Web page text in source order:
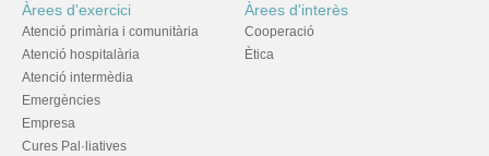
Àrees d'exercici
Atenció primària i comunitària
Atenció hospitalària
Atenció intermèdia
Emergències
Empresa
Cures Pal·liatives
Àrees d'interès
Cooperació
Ètica